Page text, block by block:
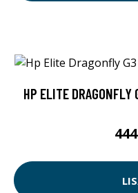
HP ELITE